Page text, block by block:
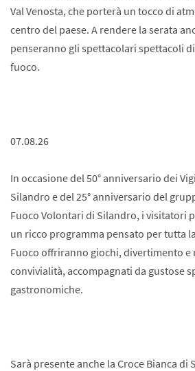
Val Venosta, che porterà un tocco di
centro del paese. A rendere la serata
penseranno gli spettacolari spettacoli
fuoco.
07.08.26
In occasione del 50° anniversario dei
Silandro e del 25° anniversario del
Fuoco Volontari di Silandro, i visitatori
un ricco programma pensato per tutta
Fuoco offriranno giochi, divertimento e
convivialità, accompagnati da gustose
gastronomiche.
Sarà presente anche la Croce Bianca